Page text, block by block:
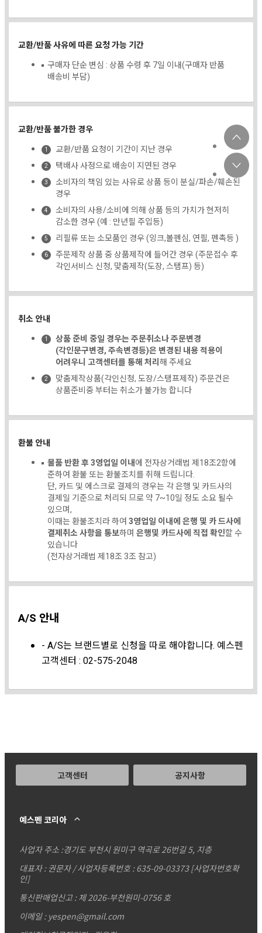
교환/반품 사유에 따른 요청 가능 기간
구매자 단순 변심 : 상품 수령 후 7일 이내(구매자 반품
배송비 부담)
교환/반품 불가한 경우
교환/반품 요청이 기간이 지난 경우
택배사 사정으로 배송이 지연된 경우
소비자의 책임 있는 사유로 상품 등이 분실/파손/훼손된
경우
소비자의 사용/소비에 의해 상품 등의 가치가 현저히
감소한 경우 (예 : 만년필 주입등)
리필류 또는 소모품인 경우 (잉크,볼펜심, 연필, 펜촉등 )
주문제작 상품 중 상품제작에 들어간 경우 (주문접수 후
각인서비스 신청, 맞춤제작(도장, 스탬프) 등)
취소 안내
상품 준비 중일 경우는 주문취소나 주문변경
(각인문구변경, 주속변경등)은 변경된 내용 적용이
어려우니 고객센터를 통해 처리해 주세요
맞춤제작상품(각인신청, 도장/스탬프제작) 주문건은
상품준비중 부터는 취소가 불가능 합니다
환불 안내
물품 반환 후 3영업일 이내에 전자상거래법 제18조2항에
준하여 환불 또는 환불조치를 취해 드립니다.
단, 카드 및 에스크로 결제의 경우는 각 은행 및 카드사의
결제일 기준으로 처리되 므로 약 7~10일 정도 소요 될수
있으며,
이때는 환불조치라 하여3영업일 이내에 은행 및 카 드사에
결제취소 사항을 통보하며 은행및 카드사에 직접 확인할 수
있습니다
(전자상거래법 제18조 3조 참고)
A/S 안내
- A/S는 브랜드별로 신청을 따로 해야합니다. 예스펜
고객센터 : 02-575-2048
고객센터 공지사항
예스펜 코리아
사업자 주소 :경기도 부천시 원미구 역곡로 26번길 5, 지층
대표자 : 권문자 / 사업자등록번호 : 635-09-03373 [사업자번호확
인]
통신판매업신고 : 제 2026-부천원미-0756 호
이메일 : yespen@gmail.com